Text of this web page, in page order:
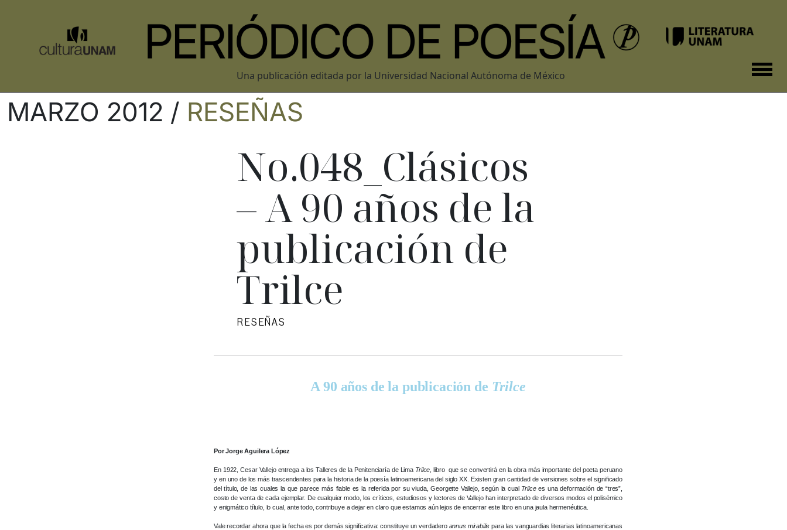
Una publicación editada por la Universidad Nacional Autónoma de México
MARZO 2012 / RESEÑAS
No.048_Clásicos
– A 90 años de la
publicación de
Trilce
RESEÑAS
A 90 años de la publicación de Trilce
Por Jorge Aguilera López
En 1922, Cesar Vallejo entrega a los Talleres de la Penitenciaría de Lima Trilce , libro que se convertirá en la obra más importante del poeta peruano
y en uno de los más trascendentes para la historia de la poesía latinoamericana del siglo XX. Existen gran cantidad de versiones sobre el significado
del título, de las cuales la que parece más fiable es la referida por su viuda, Georgette Vallejo, según la cual Trilcees una deformación de “tres”,
costo de venta de cada ejemplar. De cualquier modo, los críticos, estudiosos y lectores de Vallejo han interpretado de diversos modos el polisémico
y enigmático título, lo cual, ante todo, contribuye a dejar en claro que estamos aún lejos de encerrar este libro en una jaula hermenéutica.
Vale recordar ahora que la fecha es por demás significativa: constituye un verdadero annus mirabilis para las vanguardias literarias latinoamericanas